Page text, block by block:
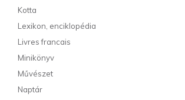
Kotta
Lexikon, enciklopédia
Livres francais
Minikönyv
Művészet
Naptár